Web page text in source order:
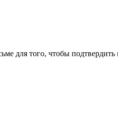
для того, чтобы